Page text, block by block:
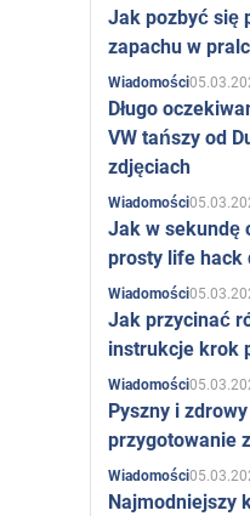
Jak pozbyć się
zapachu w
Wiadomości
Długo
VW tańszy od
zdjęciach
Wiadomości
Jak w sekundę
prosty life hack
Wiadomości
Jak przycinać
instrukcje krok
Wiadomości
Pyszny i
przygotowanie
Wiadomości
Najmodniejszy